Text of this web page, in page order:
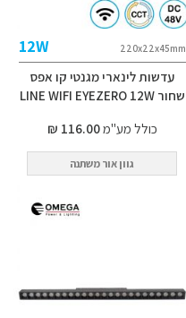
220x22x45mm
12W
עדשות לינארי מגנטי קו אפס
שחור LINE WIFI EYEZERO 12W
כולל מע"מ116.00 ₪
גוון אור משתנה